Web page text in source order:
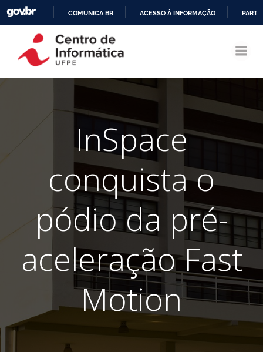
CONTEÚDO
COMUNICA BR ACESSO À INFORMAÇÃO
InSpace
conquista o
pódio da pré-
aceleração Fast
Motion